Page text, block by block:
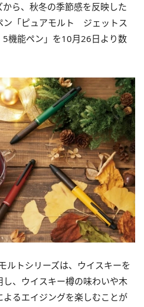
ら、秋冬の季節感を反映した
ン「ピュアモルト ジェットス
能ペン」を10月26日より数
ルトシリーズは、ウイスキーを
、ウイスキー樽の味わいや木
るエイジングを楽しむことが